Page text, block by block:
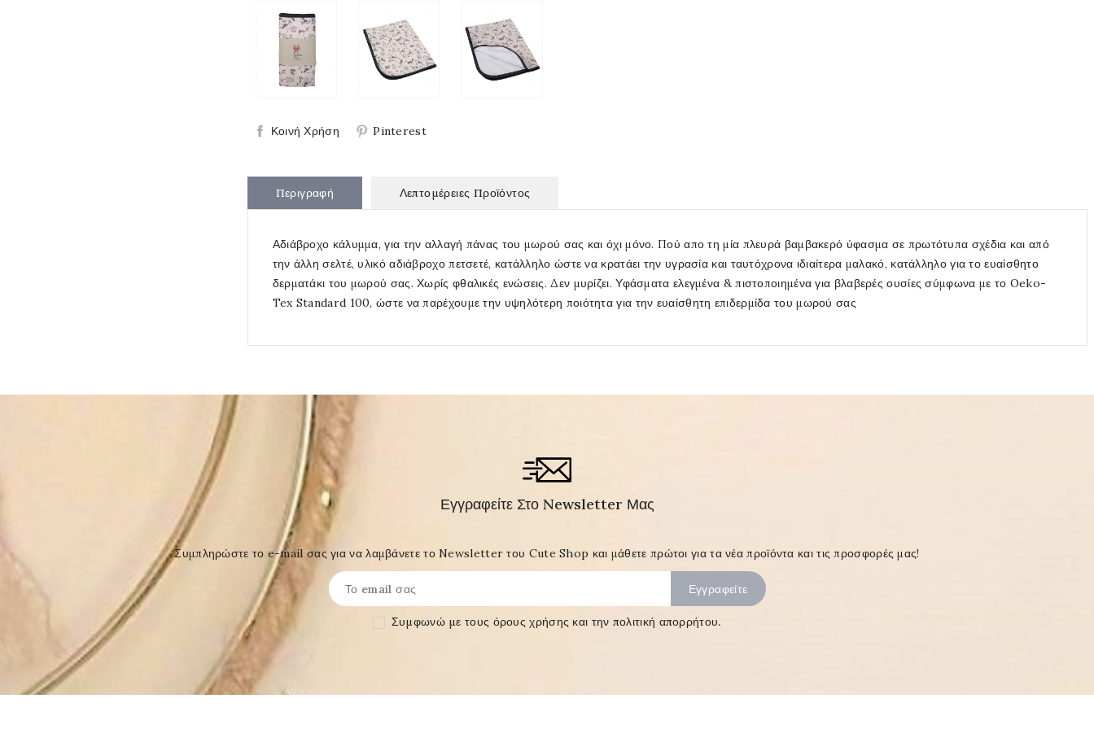
Κοινή Χρήση Pinterest
Περιγραφή Λεπτομέρειες Προϊόντος
Αδιάβροχο κάλυμμα, για την αλλαγή πάνας του μωρού σας και όχι μόνο. Πού απο τη μία πλευρά βαμβακερό ύφασμα σε πρωτότυπα σχέδια και από
την άλλη σελτέ, υλικό αδιάβροχο πετσετέ, κατάλληλο ώστε να κρατάει την υγρασία και ταυτόχρονα ιδιαίτερα μαλακό, κατάλληλο για το ευαίσθητο
δερματάκι του μωρού σας. Χωρίς φθαλικές ενώσεις. Δεν μυρίζει. Υφάσματα ελεγμένα & πιστοποιημένα για βλαβερές ουσίες σύμφωνα με το Oeko-
Tex Standard 100, ώστε να παρέχουμε την υψηλότερη ποιότητα για την ευαίσθητη επιδερμίδα του μωρού σας
Εγγραφείτε Στο Newsletter Μας
Συμπληρώστε το e-mail σας για να λαμβάνετε το Newsletter του Cute Shop και μάθετε πρώτοι για τα νέα προϊόντα και τις προσφορές μας!
Συμφωνώ με τους όρους χρήσης και την πολιτική απορρήτου.